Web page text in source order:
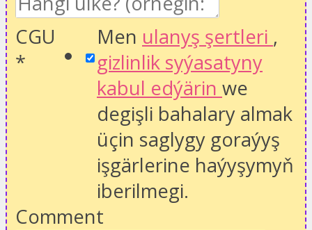
CGU
*
Men ulanyş şertleri ,
gizlinlik syýasatyny
kabul edýärin we
degişli bahalary almak
üçin saglygy goraýyş
işgärlerine haýyşymyň
iberilmegi.
Comment